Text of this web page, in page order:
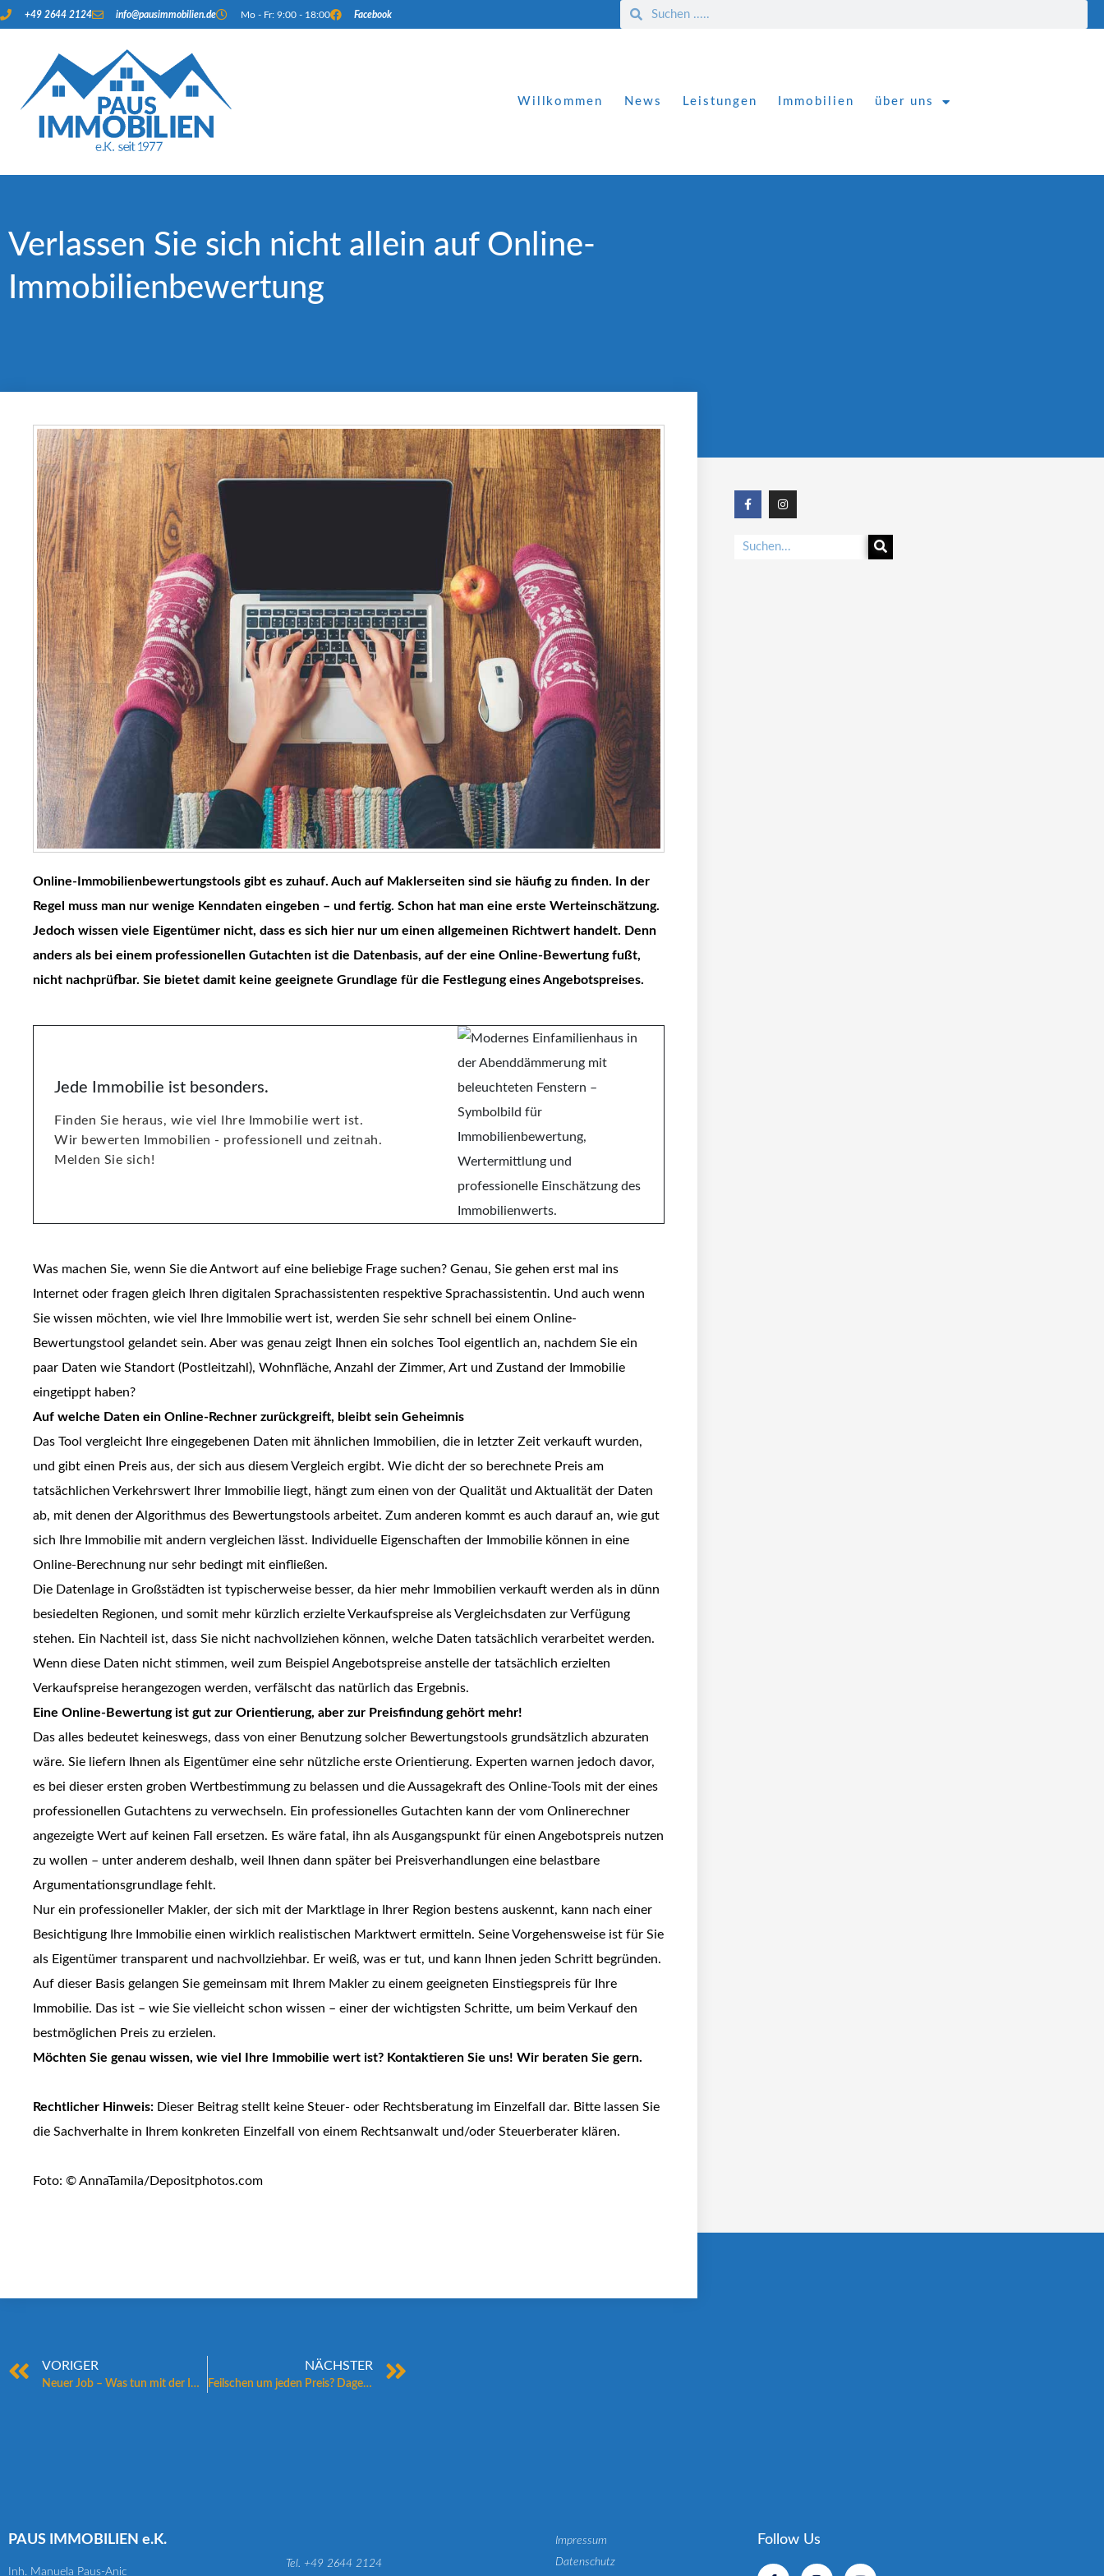
+49 2644 2124 info@pausimmobilien.de Mo - Fr: 9:00 - 18:00 Facebook
Willkommen News Leistungen Immobilien über uns
Verlassen Sie sich nicht allein auf Online-
Immobilienbewertung
Online-Immobilienbewertungstools gibt es zuhauf. Auch auf Maklerseiten sind sie häufig zu finden. In der
Regel muss man nur wenige Kenndaten eingeben – und fertig. Schon hat man eine erste Werteinschätzung.
Jedoch wissen viele Eigentümer nicht, dass es sich hier nur um einen allgemeinen Richtwert handelt. Denn
anders als bei einem professionellen Gutachten ist die Datenbasis, auf der eine Online-Bewertung fußt,
nicht nachprüfbar. Sie bietet damit keine geeignete Grundlage für die Festlegung eines Angebotspreises.
Jede Immobilie ist besonders.
Finden Sie heraus, wie viel Ihre Immobilie wert ist.
Wir bewerten Immobilien - professionell und zeitnah.
Melden Sie sich!
Was machen Sie, wenn Sie die Antwort auf eine beliebige Frage suchen? Genau, Sie gehen erst mal ins
Internet oder fragen gleich Ihren digitalen Sprachassistenten respektive Sprachassistentin. Und auch wenn
Sie wissen möchten, wie viel Ihre Immobilie wert ist, werden Sie sehr schnell bei einem Online-
Bewertungstool gelandet sein. Aber was genau zeigt Ihnen ein solches Tool eigentlich an, nachdem Sie ein
paar Daten wie Standort (Postleitzahl), Wohnfläche, Anzahl der Zimmer, Art und Zustand der Immobilie
eingetippt haben?
Auf welche Daten ein Online-Rechner zurückgreift, bleibt sein Geheimnis
Das Tool vergleicht Ihre eingegebenen Daten mit ähnlichen Immobilien, die in letzter Zeit verkauft wurden,
und gibt einen Preis aus, der sich aus diesem Vergleich ergibt. Wie dicht der so berechnete Preis am
tatsächlichen Verkehrswert Ihrer Immobilie liegt, hängt zum einen von der Qualität und Aktualität der Daten
ab, mit denen der Algorithmus des Bewertungstools arbeitet. Zum anderen kommt es auch darauf an, wie gut
sich Ihre Immobilie mit andern vergleichen lässt. Individuelle Eigenschaften der Immobilie können in eine
Online-Berechnung nur sehr bedingt mit einfließen.
Die Datenlage in Großstädten ist typischerweise besser, da hier mehr Immobilien verkauft werden als in dünn
besiedelten Regionen, und somit mehr kürzlich erzielte Verkaufspreise als Vergleichsdaten zur Verfügung
stehen. Ein Nachteil ist, dass Sie nicht nachvollziehen können, welche Daten tatsächlich verarbeitet werden.
Wenn diese Daten nicht stimmen, weil zum Beispiel Angebotspreise anstelle der tatsächlich erzielten
Verkaufspreise herangezogen werden, verfälscht das natürlich das Ergebnis.
Eine Online-Bewertung ist gut zur Orientierung, aber zur Preisfindung gehört mehr!
Das alles bedeutet keineswegs, dass von einer Benutzung solcher Bewertungstools grundsätzlich abzuraten
wäre. Sie liefern Ihnen als Eigentümer eine sehr nützliche erste Orientierung. Experten warnen jedoch davor,
es bei dieser ersten groben Wertbestimmung zu belassen und die Aussagekraft des Online-Tools mit der eines
professionellen Gutachtens zu verwechseln. Ein professionelles Gutachten kann der vom Onlinerechner
angezeigte Wert auf keinen Fall ersetzen. Es wäre fatal, ihn als Ausgangspunkt für einen Angebotspreis nutzen
zu wollen – unter anderem deshalb, weil Ihnen dann später bei Preisverhandlungen eine belastbare
Argumentationsgrundlage fehlt.
Nur ein professioneller Makler, der sich mit der Marktlage in Ihrer Region bestens auskennt, kann nach einer
Besichtigung Ihre Immobilie einen wirklich realistischen Marktwert ermitteln. Seine Vorgehensweise ist für Sie
als Eigentümer transparent und nachvollziehbar. Er weiß, was er tut, und kann Ihnen jeden Schritt begründen.
Auf dieser Basis gelangen Sie gemeinsam mit Ihrem Makler zu einem geeigneten Einstiegspreis für Ihre
Immobilie. Das ist – wie Sie vielleicht schon wissen – einer der wichtigsten Schritte, um beim Verkauf den
bestmöglichen Preis zu erzielen.
Möchten Sie genau wissen, wie viel Ihre Immobilie wert ist? Kontaktieren Sie uns! Wir beraten Sie gern.
Rechtlicher Hinweis: Dieser Beitrag stellt keine Steuer- oder Rechtsberatung im Einzelfall dar. Bitte lassen Sie
die Sachverhalte in Ihrem konkreten Einzelfall von einem Rechtsanwalt und/oder Steuerberater klären.
Foto: © AnnaTamila/Depositphotos.com
VORIGER
Neuer Job – Was tun mit der Immobilie?
NÄCHSTER
Feilschen um jeden Preis? Dagegen wappnen sich Immobilienverkäufer am besten mit guten Argumenten
PAUS IMMOBILIEN e.K.
Inh. Manuela Paus-Anic
Tel. +49 2644 2124
Impressum
Datenschutz
Follow Us